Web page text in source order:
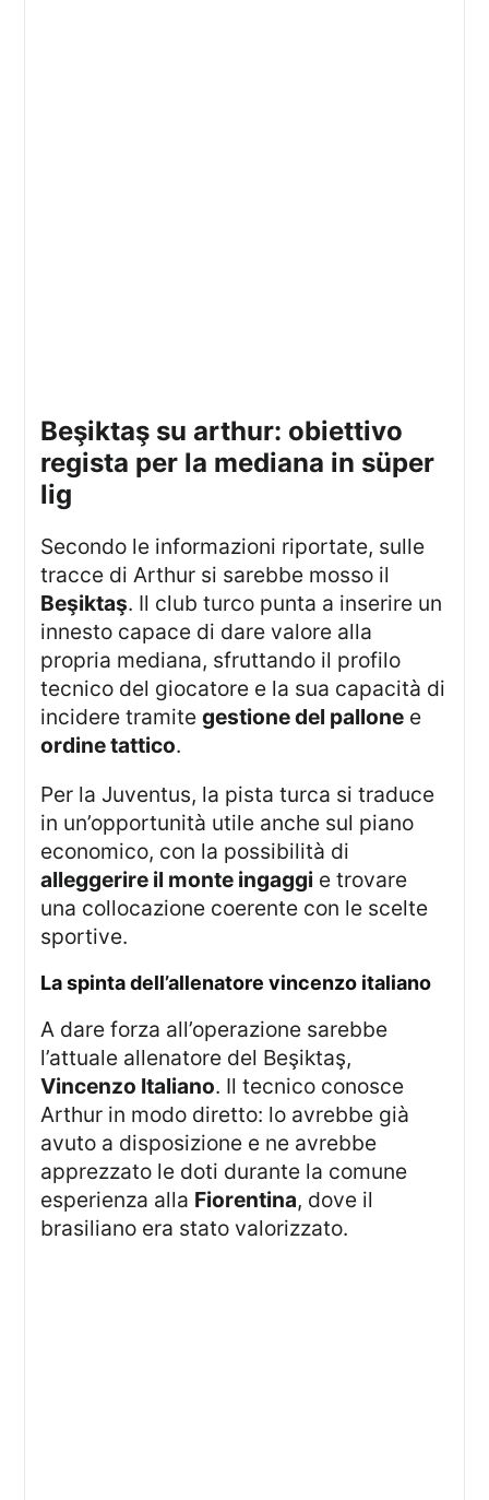
beşiktaş su arthur: obiettivo
regista per la mediana in süper
lig
Secondo le informazioni riportate, sulle
tracce di Arthur si sarebbe mosso il
Beşiktaş. Il club turco punta a inserire un
innesto capace di dare valore alla
propria mediana, sfruttando il profilo
tecnico del giocatore e la sua capacità di
incidere tramitegestione del pallone e
ordine tattico.
Per la Juventus, la pista turca si traduce
in un’opportunità utile anche sul piano
economico, con la possibilità di
alleggerire il monte ingaggi e trovare
una collocazione coerente con le scelte
sportive.
la spinta dell’allenatore vincenzo italiano
A dare forza all’operazione sarebbe
l’attuale allenatore del Beşiktaş,
Vincenzo Italiano. Il tecnico conosce
Arthur in modo diretto: lo avrebbe già
avuto a disposizione e ne avrebbe
apprezzato le doti durante la comune
esperienza alla Fiorentina, dove il
brasiliano era stato valorizzato.